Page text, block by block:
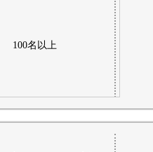
100名以上